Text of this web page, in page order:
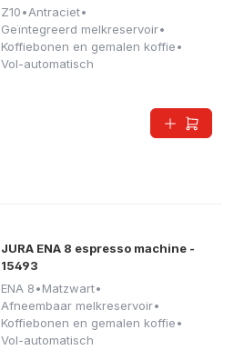
Z10•Antraciet•
Geïntegreerd melkreservoir•
Koffiebonen en gemalen koffie•
Vol-automatisch
JURA ENA 8 espresso machine -
15493
ENA 8•Matzwart•
Afneembaar melkreservoir•
Koffiebonen en gemalen koffie•
Vol-automatisch